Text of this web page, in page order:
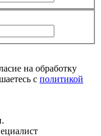
на обработку
с политикой